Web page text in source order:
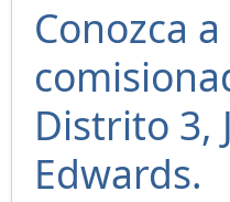
Conozca a
Distrito 3,
Edwards.